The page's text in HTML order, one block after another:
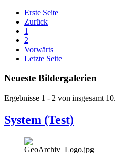
Erste Seite
Zurück
1
2
Vorwärts
Letzte Seite
Neueste Bildergalerien
Ergebnisse 1 - 2 von insgesamt 10.
System (Test)